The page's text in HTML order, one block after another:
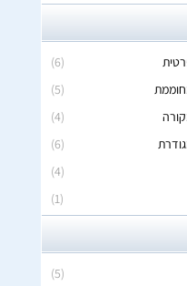
(
6
)
(
5
)
(
4
)
(
6
)
(
4
)
(
1
)
(
5
)